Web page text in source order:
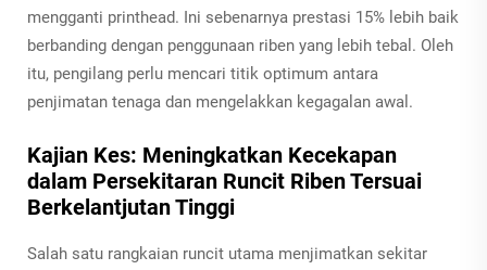
mengganti printhead. Ini sebenarnya prestasi 15% lebih baik
berbanding dengan penggunaan riben yang lebih tebal. Oleh
itu, pengilang perlu mencari titik optimum antara
penjimatan tenaga dan mengelakkan kegagalan awal.
Kajian Kes: Meningkatkan Kecekapan
dalam Persekitaran Runcit Riben Tersuai
Berkelantjutan Tinggi
Salah satu rangkaian runcit utama menjimatkan sekitar